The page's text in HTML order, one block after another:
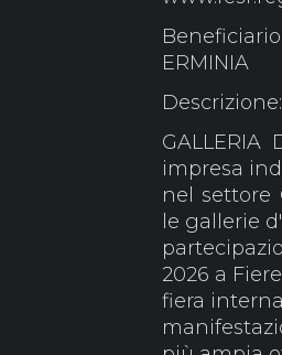
ERMINIA
Descrizione:
GALLERIA
impresa
nel settore
le gallerie
2026 a
fiera